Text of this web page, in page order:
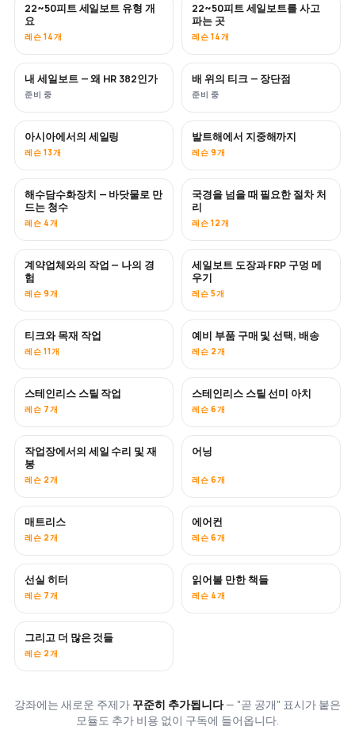
곧 공개
22~50피트 세일보트 유형 개
요
레슨 14개
곧 공개
22~50피트 세일보트를 사고
파는 곳
레슨 14개
곧 공개
내 세일보트 — 왜 HR 382인가
준비 중
곧 공개
배 위의 티크 — 장단점
준비 중
곧 공개
아시아에서의 세일링
레슨 13개
곧 공개
발트해에서 지중해까지
레슨 9개
곧 공개
해수담수화장치 — 바닷물로 만
드는 청수
레슨 4개
국경을 넘을 때 필요한 절차 처
리
레슨 12개
곧 공개
계약업체와의 작업 — 나의 경
험
레슨 9개
곧 공개
세일보트 도장과 FRP 구멍 메
우기
레슨 5개
티크와 목재 작업
레슨 11개
곧 공개
예비 부품 구매 및 선택, 배송
레슨 2개
곧 공개
스테인리스 스틸 작업
레슨 7개
스테인리스 스틸 선미 아치
레슨 6개
곧 공개
작업장에서의 세일 수리 및 재
봉
레슨 2개
어닝
레슨 6개
매트리스
레슨 2개
곧 공개
에어컨
레슨 6개
곧 공개
선실 히터
레슨 7개
곧 공개
읽어볼 만한 책들
레슨 4개
곧 공개
그리고 더 많은 것들
레슨 2개
강좌에는 새로운 주제가 꾸준히 추가됩니다— "곧 공개" 표시가 붙은
모듈도 추가 비용 없이 구독에 들어옵니다.